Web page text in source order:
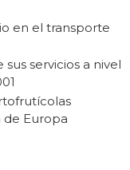
en el transporte
sus servicios a nivel
de Europa